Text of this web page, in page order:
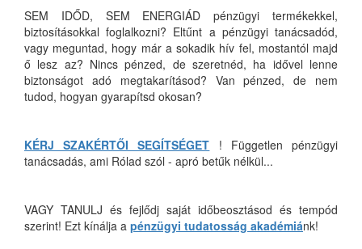
SEM IDŐD, SEM ENERGIÁD pénzügyi termékekkel,
biztosításokkal foglalkozni? Eltűnt a pénzügyi tanácsadód,
vagy meguntad, hogy már a sokadik hív fel, mostantól majd
ő lesz az? Nincs pénzed, de szeretnéd, ha idővel lenne
biztonságot adó megtakarításod? Van pénzed, de nem
tudod, hogyan gyarapítsd okosan?
KÉRJ SZAKÉRTŐI SEGÍTSÉGET ! Független pénzügyi
tanácsadás, ami Rólad szól - apró betűk nélkül...
VAGY TANULJ és fejlődj saját időbeosztásod és tempód
szerint! Ezt kínálja a pénzügyi tudatosság akadémiánk!